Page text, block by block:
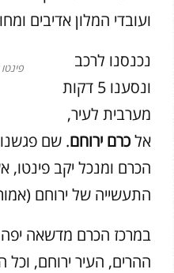
ועובדי המלון אדיבים
נכנסנו לרכב
ונסענו 5 דקות
מערבית לעיר,
אלכרם ירוחם. שם
הכרם ומנכל יקב פינטו,
התעשייה של ירוחם (אמור
במרכז הכרם מדשאה
ההרים, העיר ירוחם,